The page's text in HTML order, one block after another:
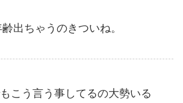
出ちゃうのきついね。
こう言う事してるの大勢いる